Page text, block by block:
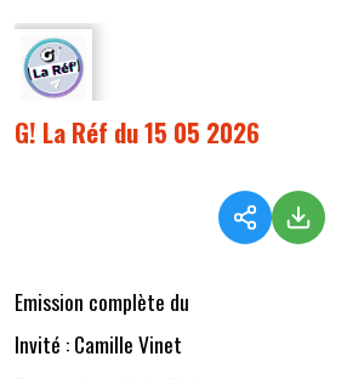
G! La Réf du 15 05 2026
Emission complète du
Invité : Camille Vinet